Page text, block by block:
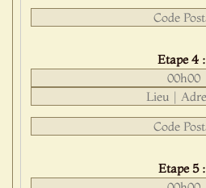
Etape 4 :
Etape 5 :